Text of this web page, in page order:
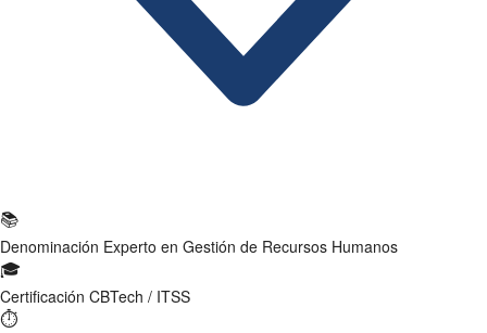
📚
Denominación Experto en Gestión de Recursos Humanos
🎓
Certificación CBTech / ITSS
⏱